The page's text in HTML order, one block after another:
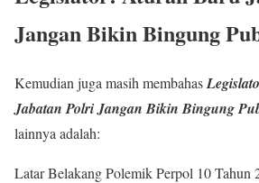
Jangan Bikin Bingung
Kemudian juga masih membahas
Jabatan Polri Jangan Bikin Bingung
lainnya adalah:
Latar Belakang Polemik Perpol 10 Tahun